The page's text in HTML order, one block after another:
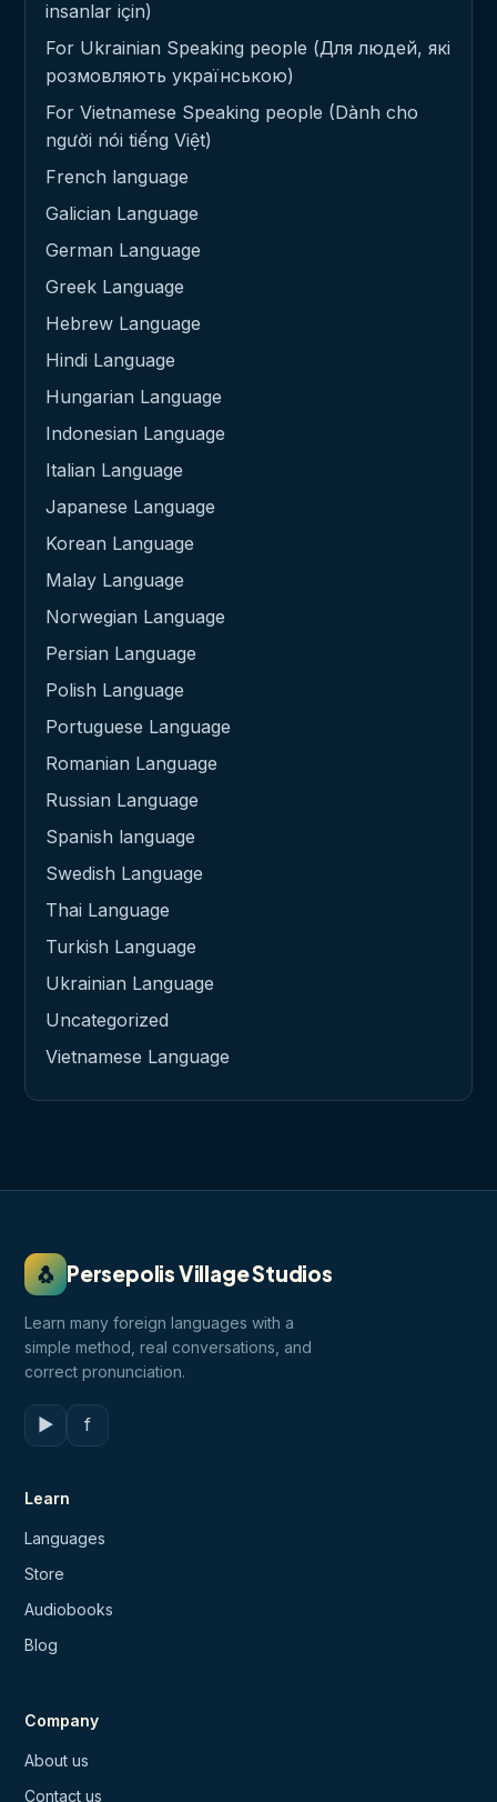
insanlar için)
For Ukrainian Speaking people (Для людей, які
розмовляють українською)
For Vietnamese Speaking people (Dành cho
người nói tiếng Việt)
French language
Galician Language
German Language
Greek Language
Hebrew Language
Hindi Language
Hungarian Language
Indonesian Language
Italian Language
Japanese Language
Korean Language
Malay Language
Norwegian Language
Persian Language
Polish Language
Portuguese Language
Romanian Language
Russian Language
Spanish language
Swedish Language
Thai Language
Turkish Language
Ukrainian Language
Uncategorized
Vietnamese Language
🐧 Persepolis Village Studios
Learn many foreign languages with a
simple method, real conversations, and
correct pronunciation.
▶ f
Learn
Languages
Store
Audiobooks
Blog
Company
About us
Contact us